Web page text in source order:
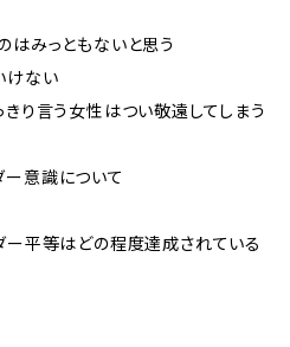
はみっともないと思う
けない
きり言う女性はつい敬遠してしまう
ー意識について
ー平等はどの程度達成されている